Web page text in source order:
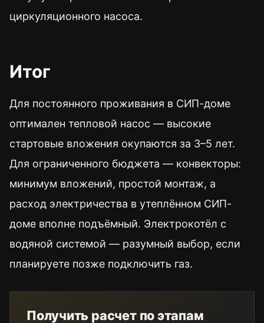
циркуляционного насоса.
Итог
Для постоянного проживания в СИП-доме
оптимален тепловой насос — высокие
стартовые вложения окупаются за 3–5 лет.
Для ограниченного бюджета — конвекторы:
минимум вложений, простой монтаж, а
расход электричества в утеплённом СИП-
доме вполне подъёмный. Электрокотёл с
водяной системой — разумный выбор, если
планируете позже подключить газ.
Получить расчет по этапам